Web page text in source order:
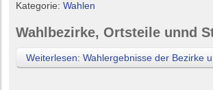
Kategorie:Wahlen
Wahlbezirke, Ortsteile unnd
Weiterlesen: Wahlergebnisse der Bezirke